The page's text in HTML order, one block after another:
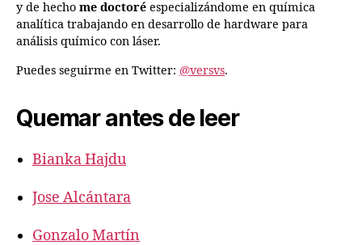
y de hecho me doctoré especializándome en química
analítica trabajando en desarrollo de hardware para
análisis químico con láser.
Puedes seguirme en Twitter: @versvs.
Quemar antes de leer
Bianka Hajdu
Jose Alcántara
Gonzalo Martín